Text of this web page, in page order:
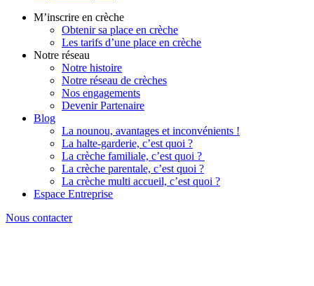
M’inscrire en crèche
Obtenir sa place en crèche
Les tarifs d’une place en crèche
Notre réseau
Notre histoire
Notre réseau de crèches
Nos engagements
Devenir Partenaire
Blog
La nounou, avantages et inconvénients !
La halte-garderie, c’est quoi ?
La crèche familiale, c’est quoi ?
La crèche parentale, c’est quoi ?
La crèche multi accueil, c’est quoi ?
Espace Entreprise
Nous contacter